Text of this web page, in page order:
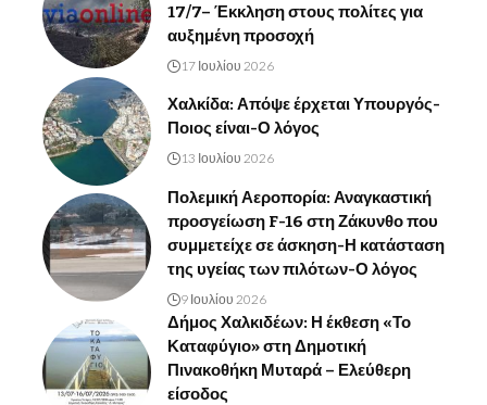
17/7– Έκκληση στους πολίτες για
αυξημένη προσοχή
17 Ιουλίου 2026
Χαλκίδα: Απόψε έρχεται Υπουργός-
Ποιος είναι-Ο λόγος
13 Ιουλίου 2026
Πολεμική Αεροπορία: Αναγκαστική
προσγείωση F-16 στη Ζάκυνθο που
συμμετείχε σε άσκηση-Η κατάσταση
της υγείας των πιλότων-Ο λόγος
9 Ιουλίου 2026
Δήμος Χαλκιδέων: Η έκθεση «Το
Καταφύγιο» στη Δημοτική
Πινακοθήκη Μυταρά – Ελεύθερη
είσοδος